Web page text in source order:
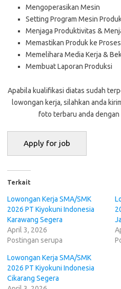
Mengoperasikan Mesin
Setting Program Mesin
Menjaga Produktivitas &
Memastikan Produk ke
Memelihara Media Kerja &
Membuat Laporan Produksi
Aраbіlа kuаlіfіkаѕі dіаtаѕ ѕudаh
lоwоngаn kеrjа, ѕіlаhkаn аndа
fоtо tеrbаru аndа dengan
Terkait
Lowongan Kerja SMA/SMK
2026 PT Kiyokuni Indonesia
Karawang Segera
April 3, 2026
Postingan serupa
Lowongan Kerja SMA/SMK
2026 PT Kiyokuni Indonesia
Cikarang Segera